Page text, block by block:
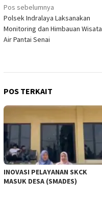
Navigasi
pos
Pos sebelumnya
Polsek Indralaya Laksanakan
Monitoring dan Himbauan Wisata
Air Pantai Senai
POS TERKAIT
INOVASI PELAYANAN SKCK
MASUK DESA (SMADES)